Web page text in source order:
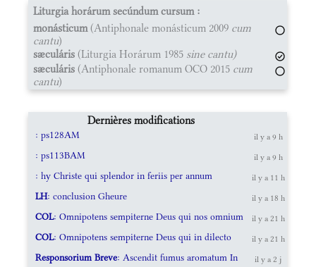
Liturgia horárum secúndum cursum :
monásticum(Antiphonale monásticum 2009 cum
cantu)
sæculáris (Liturgia Horárum 1985 sine cantu)
sæculáris (Antiphonale romanum OCO 2015 cum
cantu)
Dernières modifications
: ps128AM il y a 9 h
: ps113BAM il y a 9 h
: hy Christe qui splendor in feriis per annum il y a 11 h
LH: conclusion Gheure il y a 18 h
COL: Omnipotens sempiterne Deus qui nos omnium il y a 21 h
COL: Omnipotens sempiterne Deus qui in dilecto il y a 21 h
Responsorium Breve: Ascendit fumus aromatum In il y a 2 j